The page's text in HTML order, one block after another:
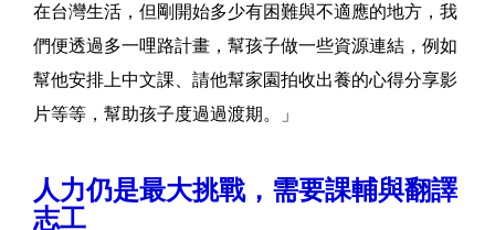
在台灣生活，但剛開始多少有困難與不適應的地方，我
們便透過多一哩路計畫，幫孩子做一些資源連結，例如
幫他安排上中文課、請他幫家園拍收出養的心得分享影
片等等，幫助孩子度過過渡期。」
人力仍是最大挑戰，需要課輔與翻譯
志工